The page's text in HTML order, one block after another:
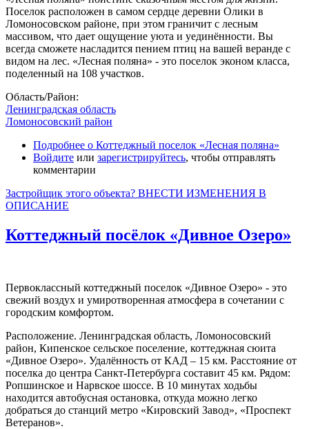
Поселок расположен в самом сердце деревни Олики в
Ломоносовском районе, при этом граничит с лесным
массивом, что дает ощущение уюта и уединённости. Вы
всегда сможете насладится пением птиц на вашей веранде с
видом на лес. «Лесная поляна» - это поселок эконом класса,
поделенный на 108 участков.
Область/Район:
Ленинградская область
Ломоносовский район
Подробнее о Коттеджный поселок «Лесная поляна»
Войдите или зарегистрируйтесь, чтобы отправлять
комментарии
Застройщик этого объекта? ВНЕСТИ ИЗМЕНЕНИЯ В
ОПИСАНИЕ
Коттеджный посёлок «Дивное Озеро»
Первоклассный коттеджный поселок «Дивное Озеро» - это
свежий воздух и умиротворенная атмосфера в сочетании с
городским комфортом.
Расположение. Ленинградская область, Ломоносовский
район, Кипенское сельское поселение, коттеджная сюита
«Дивное Озеро». Удалённость от КАД – 15 км. Расстояние от
поселка до центра Санкт-Петербурга составит 45 км. Рядом:
Ропшинское и Нарвское шоссе. В 10 минутах ходьбы
находится автобусная остановка, откуда можно легко
добраться до станций метро «Кировский Завод», «Проспект
Ветеранов».